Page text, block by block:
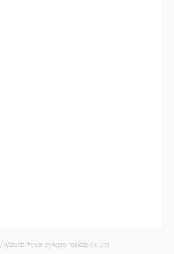
/ Wasa de Presión en Acero Inoxidable x Und